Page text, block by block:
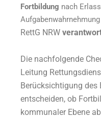
Fortbildung nach
RettG NRW
Die nachfolgende
Leitung
Berücksichtigung des
entscheiden, ob
kommunaler Ebene